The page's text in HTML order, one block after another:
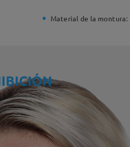
Material de la montura: